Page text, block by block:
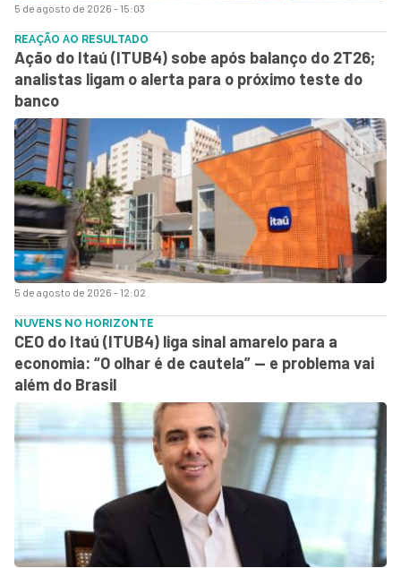
5 de agosto de 2026 - 15:03
5 de agosto de 2026 - 12:02
REAÇÃO AO RESULTADO
Ação do Itaú (ITUB4) sobe após balanço do 2T26;
analistas ligam o alerta para o próximo teste do
banco
NUVENS NO HORIZONTE
CEO do Itaú (ITUB4) liga sinal amarelo para a
economia: “O olhar é de cautela” — e problema vai
além do Brasil